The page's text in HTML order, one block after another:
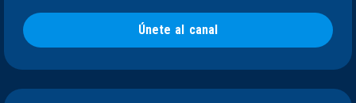
Únete al canal